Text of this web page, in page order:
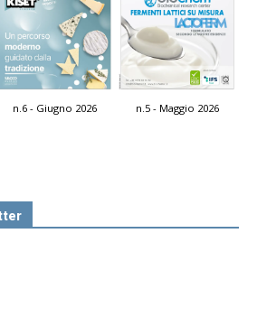
n.6 - Giugno 2026 n.5 - Maggio 2026